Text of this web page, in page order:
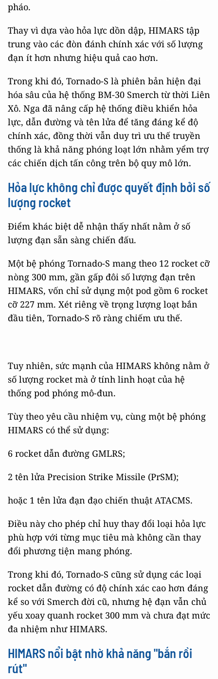
pháo.
Thay vì dựa vào hỏa lực dồn dập, HIMARS tập
trung vào các đòn đánh chính xác với số lượng
đạn ít hơn nhưng hiệu quả cao hơn.
Trong khi đó, Tornado-S là phiên bản hiện đại
hóa sâu của hệ thống BM-30 Smerch từ thời Liên
Xô. Nga đã nâng cấp hệ thống điều khiển hỏa
lực, dẫn đường và tên lửa để tăng đáng kể độ
chính xác, đồng thời vẫn duy trì ưu thế truyền
thống là khả năng phóng loạt lớn nhằm yểm trợ
các chiến dịch tấn công trên bộ quy mô lớn.
Hỏa lực không chỉ được quyết định bởi số
lượng rocket
Điểm khác biệt dễ nhận thấy nhất nằm ở số
lượng đạn sẵn sàng chiến đấu.
Một bệ phóng Tornado-S mang theo 12 rocket cỡ
nòng 300 mm, gần gấp đôi số lượng đạn trên
HIMARS, vốn chỉ sử dụng một pod gồm 6 rocket
cỡ 227 mm. Xét riêng về trọng lượng loạt bắn
đầu tiên, Tornado-S rõ ràng chiếm ưu thế.
Tuy nhiên, sức mạnh của HIMARS không nằm ở
số lượng rocket mà ở tính linh hoạt của hệ
thống pod phóng mô-đun.
Tùy theo yêu cầu nhiệm vụ, cùng một bệ phóng
HIMARS có thể sử dụng:
6 rocket dẫn đường GMLRS;
2 tên lửa Precision Strike Missile (PrSM);
hoặc 1 tên lửa đạn đạo chiến thuật ATACMS.
Điều này cho phép chỉ huy thay đổi loại hỏa lực
phù hợp với từng mục tiêu mà không cần thay
đổi phương tiện mang phóng.
Trong khi đó, Tornado-S cũng sử dụng các loại
rocket dẫn đường có độ chính xác cao hơn đáng
kể so với Smerch đời cũ, nhưng hệ đạn vẫn chủ
yếu xoay quanh rocket 300 mm và chưa đạt mức
đa nhiệm như HIMARS.
HIMARS nổi bật nhờ khả năng "bắn rồi
rút"